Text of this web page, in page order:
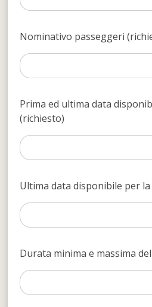
Nominativo passeggeri
Prima ed ultima data
(richiesto)
Ultima data disponibile per
Durata minima e massima